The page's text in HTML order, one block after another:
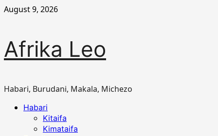
Skip
August 9, 2026
Afrika Leo
Habari, Burudani, Makala, Michezo
PrimaryHabari
Kitaifa
Kimataifa